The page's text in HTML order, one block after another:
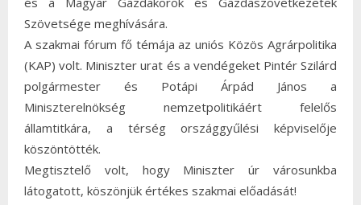
Szövetsége meghívására.
A szakmai fórum fő témája az uniós Közös Agrárpolitika
(KAP) volt. Miniszter urat és a vendégeket Pintér Szilárd
polgármester és Potápi Árpád János a
Miniszterelnökség nemzetpolitikáért felelős
államtitkára, a térség országgyűlési képviselője
köszöntötték.
Megtisztelő volt, hogy Miniszter úr városunkba
látogatott, köszönjük értékes szakmai előadását!